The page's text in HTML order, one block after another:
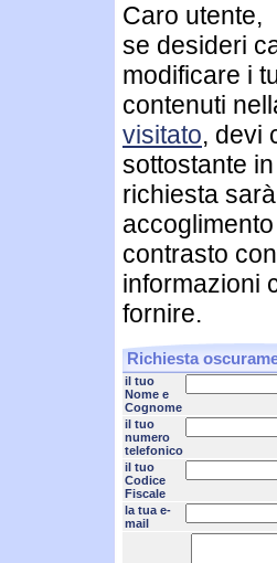
Caro utente,
se desideri
modificare i
contenuti
visitato, devi
sottostante
richiesta
contrasto
informazioni
fornire.
Richiesta
il tuo
Nome e
Cognome
il tuo
numero
telefonico
il tuo
Codice
Fiscale
la tua e-
mail